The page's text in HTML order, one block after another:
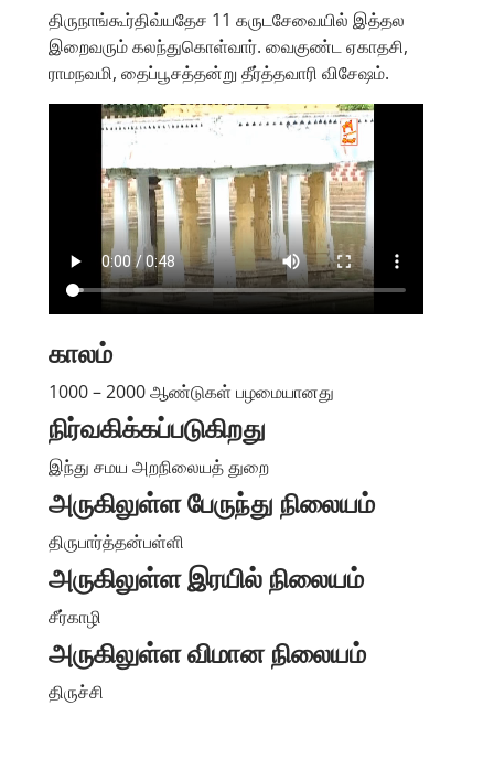
திருநாங்கூர்திவ்யதேச 11 கருடசேவையில் இத்தல
இறைவரும் கலந்துகொள்வார். வைகுண்ட ஏகாதசி,
ராமநவமி, தைப்பூசத்தன்று தீர்த்தவாரி விசேஷம்.
காலம்
1000 – 2000 ஆண்டுகள் பழமையானது
நிர்வகிக்கப்படுகிறது
இந்து சமய அறநிலையத் துறை
அருகிலுள்ள பேருந்து நிலையம்
திருபார்த்தன்பள்ளி
அருகிலுள்ள இரயில் நிலையம்
சீர்காழி
அருகிலுள்ள விமான நிலையம்
திருச்சி